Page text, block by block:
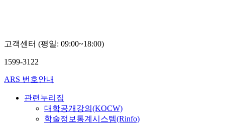
고객센터 (평일: 09:00~18:00)
1599-3122
ARS 번호안내
관련누리집
대학공개강의(KOCW)
학술정보통계시스템(Rinfo)